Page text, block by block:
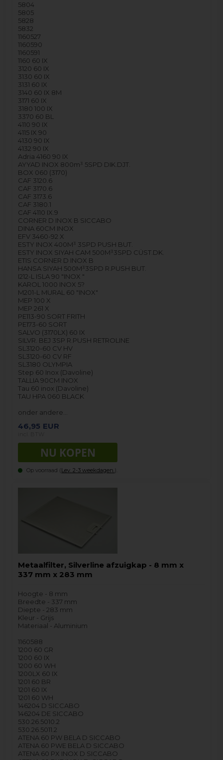
5804
5805
5828
5832
1160527
1160590
1160591
1160 60 IX
3120 60 IX
3130 60 IX
3131 60 IX
3140 60 IX 8M
3171 60 IX
3180 100 IX
3370 60 BL
4110 90 IX
4115 IX 90
4130 90 IX
4132 90 IX
Adria 4160 90 IX
AYYAD INOX 800m³ 5SPD DIK.DJT.
BOX 060 (3170)
CAF 3120.6
CAF 3170.6
CAF 3173.6
CAF 3180.1
CAF 4110 IX.9
CORNER D INOX B SICCABO
DINA 60CM INOX
EFV 3460-92 X
ESTY INOX 400M³ 3SPD PUSH BUT.
ESTY INOX SIYAH CAM 500M³3SPD CÜST.DK.
ETIS CORNER D INOX B
HANSA SIYAH 500M³3SPD R.PUSH BUT.
I212-L ISLA 90 "INOX "
KAROL 1000 INOX 5?
M201-L MURAL 60 "INOX"
MEP 100 X
MEP 261 X
PE113-90 SORT FRITH
PE173-60 SORT
SALVO (3170LX) 60 IX
SILVR. BEJ 3SP R.PUSH RETROLINE
SL3120-60 CV HV
SL3120-60 CV RF
SL3180 OLYMPIA
Step 60 Inox (Davoline)
TALLIA 90CM INOX
Tau 60 inox (Davoline)
TAU HPA 060 BLACK
onder andere…
46,95 EUR
Op voorraad (Lev. 2-3 weekdagen. ).
Metaalfilter, Silverline afzuigkap - 8 mm x
337 mm x 283 mm
Hoogte - 8 mm
Breedte - 337 mm
Diepte - 283 mm
Kleur - Grijs
Materiaal - Aluminium
1160588
1200 60 GR
1200 60 IX
1200 60 WH
1200LX 60 IX
1201 60 BR
1201 60 IX
1201 60 WH
146204 D SICCABO
146204 DE SICCABO
530.26.5010.2
530.26.5011.2
ATENA 60 PW BELA D SICCABO
ATENA 60 PWE BELA D SICCABO
ATENA 60 PX INOX D SICCABO